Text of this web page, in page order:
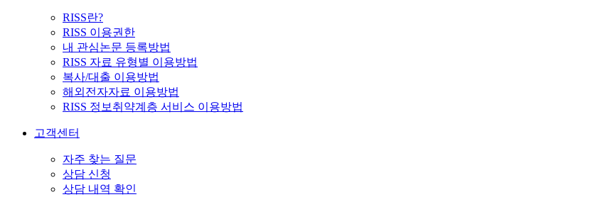
RISS란?
RISS 이용권한
내 관심논문 등록방법
RISS 자료 유형별 이용방법
복사/대출 이용방법
해외전자자료 이용방법
RISS 정보취약계층 서비스 이용방법
고객센터
자주 찾는 질문
상담 신청
상담 내역 확인